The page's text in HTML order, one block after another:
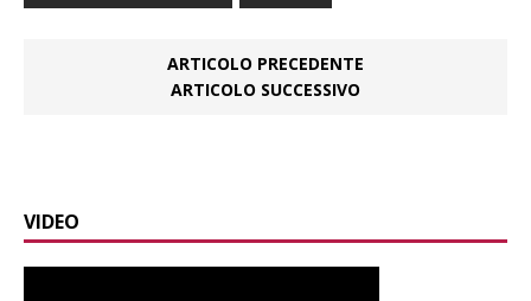
ARTICOLO PRECEDENTE
ARTICOLO SUCCESSIVO
VIDEO